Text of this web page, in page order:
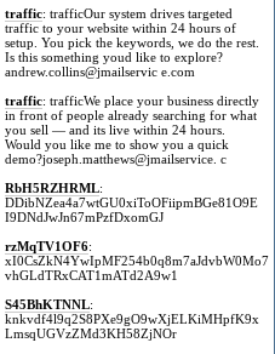
traffic: trafficOur system drives targeted
traffic to your website within 24 hours of
setup. You pick the keywords, we do the rest.
Is this something youd like to explore?
andrew.collins@jmailservic e.com
traffic: trafficWe place your business directly
in front of people already searching for what
you sell — and its live within 24 hours.
Would you like me to show you a quick
demo?joseph.matthews@jmailservice. c
RbH5RZHRML:
DDibNZea4a7wtGU0xiToOFiipmBGe81O9E
I9DNdJwJn67mPzfDxomGJ
rzMqTV1OF6:
xI0CsZkN4YwIpMF254b0q8m7aJdvbW0Mo7
vhGLdTRxCAT1mATd2A9w1
S45BhKTNNL:
knkvdf4l9q2S8PXe9gO9wXjELKiMHpfK9x
LmsqUGVzZMd3KH58ZjNOr